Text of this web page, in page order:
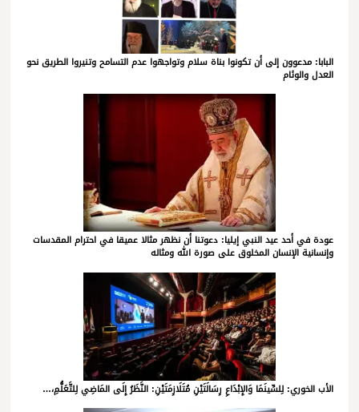
البابا: مدعوون إلى أن تكونوا بناة سلام وتواجهوا عدم التسامح وتنيروا الطريق نحو
العدل والوئام
عودة في أحد عيد النبي إيليا: دعوتنا أن نظهر مثالا عميقا في احترام المقدسات
وإنسانية الإنسان المخلوق على صورة الله ومثاله
الأب الخوري: لِلسِّينَمَا وَالإِبْدَاعِ رِسَالَتَيْنِ مُتَلَازِمَتَيْنِ: النَّظَرُ إِلَى المَاضِي لِلتَّعَلُّمِ،…